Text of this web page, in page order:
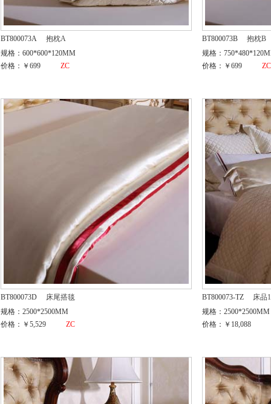
BT800073A
抱枕A
规格：600*600*120MM
价格：￥699
ZC
BT800073B
抱枕B
规格：
价格：￥699
ZC
BT800073D
床尾搭毯
规格：2500*2500MM
价格：￥5,529
ZC
BT800073-TZ
床品
规格：2500*2500MM
价格：￥18,088